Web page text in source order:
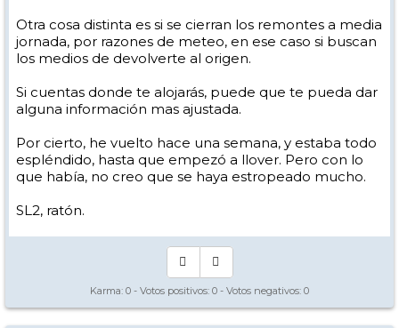
Otra cosa distinta es si se cierran los remontes a media
jornada, por razones de meteo, en ese caso si buscan
los medios de devolverte al origen.
Si cuentas donde te alojarás, puede que te pueda dar
alguna información mas ajustada.
Por cierto, he vuelto hace una semana, y estaba todo
espléndido, hasta que empezó a llover. Pero con lo
que había, no creo que se haya estropeado mucho.
SL2, ratón.
Karma: 0 - Votos positivos: 0 - Votos negativos: 0